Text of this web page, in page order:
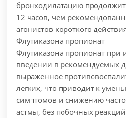
бронходилатацию
12 часов, чем
агонистов короткого
Флутиказона пропионат
Флутиказона пропионат при
введении в рекомендуемых
выраженное
легких, что приводит к
симптомов и снижению
астмы, без побочных